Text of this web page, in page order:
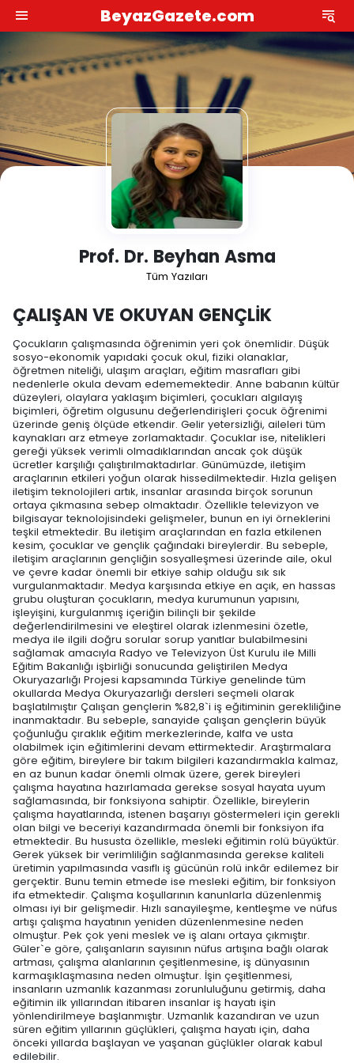
BeyazGazete.com
Prof. Dr. Beyhan Asma
Tüm Yazıları
ÇALIŞAN VE OKUYAN GENÇLİK
Çocukların çalışmasında öğrenimin yeri çok önemlidir. Düşük
sosyo-ekonomik yapıdaki çocuk okul, fiziki olanaklar,
öğretmen niteliği, ulaşım araçları, eğitim masrafları gibi
nedenlerle okula devam edememektedir. Anne babanın kültür
düzeyleri, olaylara yaklaşım biçimleri, çocukları algılayış
biçimleri, öğretim olgusunu değerlendirişleri çocuk öğrenimi
üzerinde geniş ölçüde etkendir. Gelir yetersizliği, aileleri tüm
kaynakları arz etmeye zorlamaktadır. Çocuklar ise, nitelikleri
gereği yüksek verimli olmadıklarından ancak çok düşük
ücretler karşılığı çalıştırılmaktadırlar. Günümüzde, iletişim
araçlarının etkileri yoğun olarak hissedilmektedir. Hızla gelişen
iletişim teknolojileri artık, insanlar arasında birçok sorunun
ortaya çıkmasına sebep olmaktadır. Özellikle televizyon ve
bilgisayar teknolojisindeki gelişmeler, bunun en iyi örneklerini
teşkil etmektedir. Bu iletişim araçlarından en fazla etkilenen
kesim, çocuklar ve gençlik çağındaki bireylerdir. Bu sebeple,
iletişim araçlarının gençliğin sosyalleşmesi üzerinde aile, okul
ve çevre kadar önemli bir etkiye sahip olduğu sık sık
vurgulanmaktadır. Medya karşısında etkiye en açık, en hassas
grubu oluşturan çocukların, medya kurumunun yapısını,
işleyişini, kurgulanmış içeriğin bilinçli bir şekilde
değerlendirilmesini ve eleştirel olarak izlenmesini özetle,
medya ile ilgili doğru sorular sorup yanıtlar bulabilmesini
sağlamak amacıyla Radyo ve Televizyon Üst Kurulu ile Milli
Eğitim Bakanlığı işbirliği sonucunda geliştirilen Medya
Okuryazarlığı Projesi kapsamında Türkiye genelinde tüm
okullarda Medya Okuryazarlığı dersleri seçmeli olarak
başlatılmıştır Çalışan gençlerin %82,8`i iş eğitiminin gerekliliğine
inanmaktadır. Bu sebeple, sanayide çalışan gençlerin büyük
çoğunluğu çıraklık eğitim merkezlerinde, kalfa ve usta
olabilmek için eğitimlerini devam ettirmektedir. Araştırmalara
göre eğitim, bireylere bir takım bilgileri kazandırmakla kalmaz,
en az bunun kadar önemli olmak üzere, gerek bireyleri
çalışma hayatına hazırlamada gerekse sosyal hayata uyum
sağlamasında, bir fonksiyona sahiptir. Özellikle, bireylerin
çalışma hayatlarında, istenen başarıyı göstermeleri için gerekli
olan bilgi ve beceriyi kazandırmada önemli bir fonksiyon ifa
etmektedir. Bu hususta özellikle, mesleki eğitimin rolü büyüktür.
Gerek yüksek bir verimliliğin sağlanmasında gerekse kaliteli
üretimin yapılmasında vasıflı iş gücünün rolü inkâr edilemez bir
gerçektir. Bunu temin etmede ise mesleki eğitim, bir fonksiyon
ifa etmektedir. Çalışma koşullarının kanunlarla düzenlenmiş
olması iyi bir gelişmedir. Hızlı sanayileşme, kentleşme ve nüfus
artışı çalışma hayatının yeniden düzenlenmesine neden
olmuştur. Pek çok yeni meslek ve iş alanı ortaya çıkmıştır.
Güler`e göre, çalışanların sayısının nüfus artışına bağlı olarak
artması, çalışma alanlarının çeşitlenmesine, iş dünyasının
karmaşıklaşmasına neden olmuştur. İşin çeşitlenmesi,
insanların uzmanlık kazanması zorunluluğunu getirmiş, daha
eğitimin ilk yıllarından itibaren insanlar iş hayatı işin
yönlendirilmeye başlanmıştır. Uzmanlık kazandıran ve uzun
süren eğitim yıllarının güçlükleri, çalışma hayatı için, daha
önceki yıllarda başlayan ve yaşanan güçlükler olarak kabul
edilebilir.